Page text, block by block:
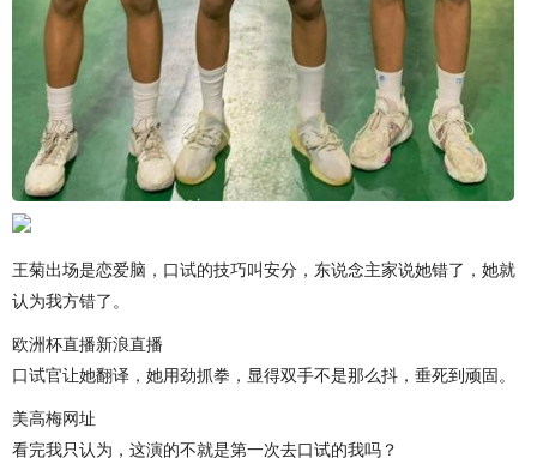
王菊出场是恋爱脑，口试的技巧叫安分，东说念主家说她错了，她就
认为我方错了。
欧洲杯直播新浪直播
口试官让她翻译，她用劲抓拳，显得双手不是那么抖，垂死到顽固。
美高梅网址
看完我只认为，这演的不就是第一次去口试的我吗？